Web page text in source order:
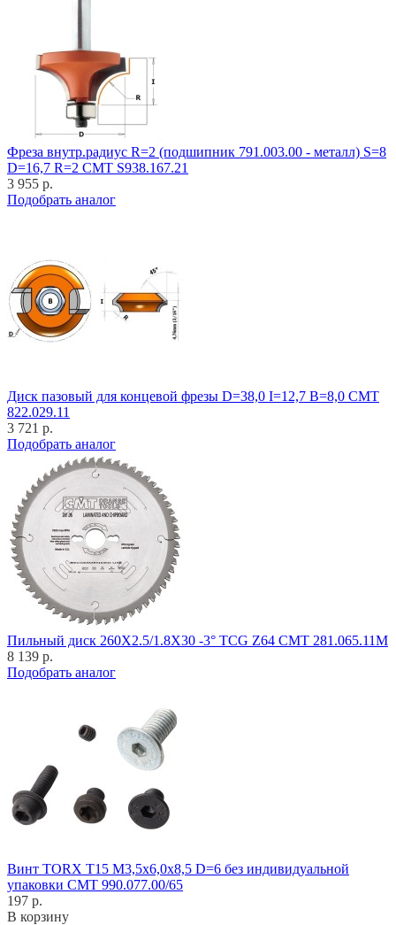
Фреза внутр.радиус R=2 (подшипник 791.003.00 - металл) S=8
D=16,7 R=2 CMT S938.167.21
3 955 р.
Подобрать аналог
Диск пазовый для концевой фрезы D=38,0 I=12,7 B=8,0 CMT
822.029.11
3 721 р.
Подобрать аналог
Пильный диск 260X2.5/1.8X30 -3° TCG Z64 CMT 281.065.11M
8 139 р.
Подобрать аналог
Винт TORX T15 M3,5x6,0x8,5 D=6 без индивидуальной
упаковки CMT 990.077.00/65
197 р.
В корзину